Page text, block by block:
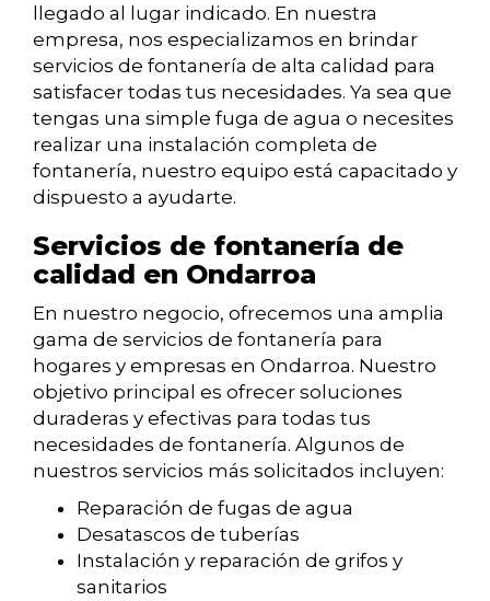
llegado al lugar indicado. En nuestra
empresa, nos especializamos en brindar
servicios de fontanería de alta calidad para
satisfacer todas tus necesidades. Ya sea que
tengas una simple fuga de agua o necesites
realizar una instalación completa de
fontanería, nuestro equipo está capacitado y
dispuesto a ayudarte.
Servicios de fontanería de
calidad en Ondarroa
En nuestro negocio, ofrecemos una amplia
gama de servicios de fontanería para
hogares y empresas en Ondarroa. Nuestro
objetivo principal es ofrecer soluciones
duraderas y efectivas para todas tus
necesidades de fontanería. Algunos de
nuestros servicios más solicitados incluyen:
Reparación de fugas de agua
Desatascos de tuberías
Instalación y reparación de grifos y
sanitarios